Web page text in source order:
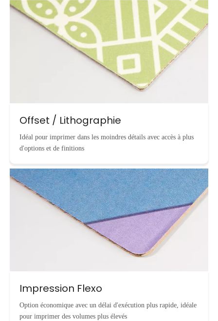
Offset / Lithographie
Idéal pour imprimer dans les moindres détails avec accès à plus
d'options et de finitions
Impression Flexo
Option économique avec un délai d'exécution plus rapide, idéale
pour imprimer des volumes plus élevés